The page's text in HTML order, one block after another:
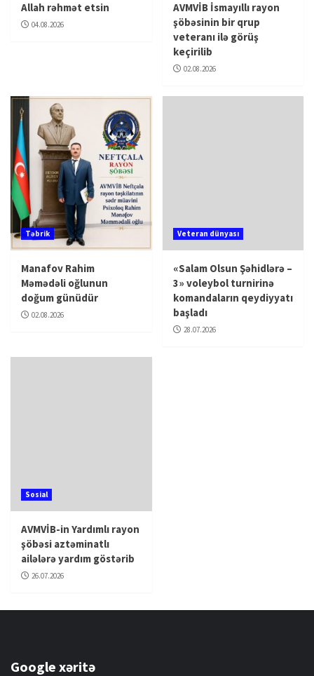
Allah rəhmət etsin
04.08.2026
AVMVİB İsmayıllı rayon
şöbəsinin bir qrup
veteranı ilə görüş
keçirilib
02.08.2026
Təbrik
Manafov Rahim
Məmədəli oğlunun
doğum günüdür
02.08.2026
Veteran dünyası
«Salam Olsun Şəhidlərə –
3» voleybol turnirinə
komandaların qeydiyyatı
başladı
28.07.2026
Sosial
AVMVİB-in Yardımlı rayon
şöbəsi aztəminatlı
ailələrə yardım göstərib
26.07.2026
Google xəritə